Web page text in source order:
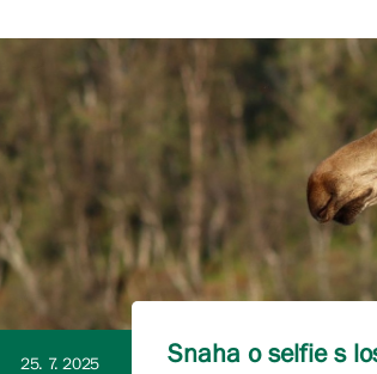
25. 7. 2025 Snaha o selfie s